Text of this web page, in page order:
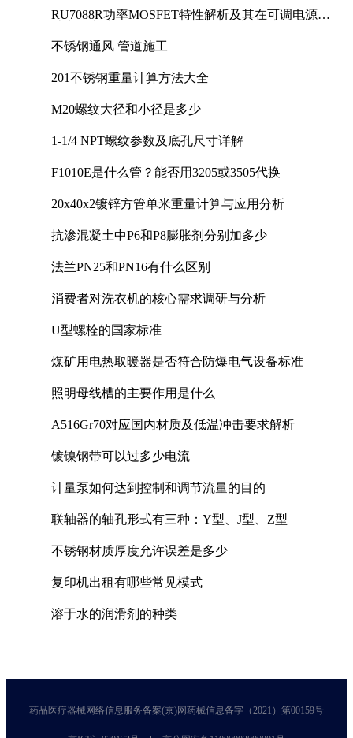
RU7088R功率MOSFET特性解析及其在可调电源设
不锈钢通风 管道施工
201不锈钢重量计算方法大全
M20螺纹大径和小径是多少
1-1/4 NPT螺纹参数及底孔尺寸详解
F1010E是什么管？能否用3205或3505代换
20x40x2镀锌方管单米重量计算与应用分析
抗渗混凝土中P6和P8膨胀剂分别加多少
法兰PN25和PN16有什么区别
消费者对洗衣机的核心需求调研与分析
U型螺栓的国家标准
煤矿用电热取暖器是否符合防爆电气设备标准
照明母线槽的主要作用是什么
A516Gr70对应国内材质及低温冲击要求解析
镀镍钢带可以过多少电流
计量泵如何达到控制和调节流量的目的
联轴器的轴孔形式有三种：Y型、J型、Z型
不锈钢材质厚度允许误差是多少
复印机出租有哪些常见模式
溶于水的润滑剂的种类
药品医疗器械网络信息服务备案(京)网药械信息备字（2021）第00159号